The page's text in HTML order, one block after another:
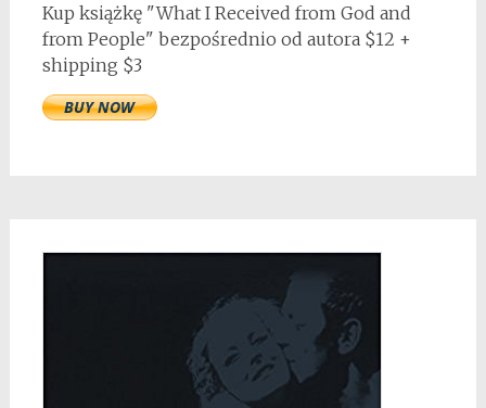
Kup książkę "What I Received from God and
from People" bezpośrednio od autora $12 +
shipping $3